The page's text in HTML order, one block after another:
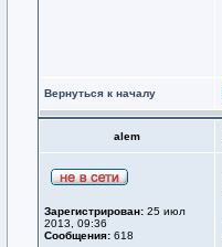
Вернуться к началу
alem
Зарегистрирован: 25 июл
2013, 09:36
Сообщения: 618